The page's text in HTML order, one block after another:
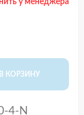
В КОРЗИНУ
4-N